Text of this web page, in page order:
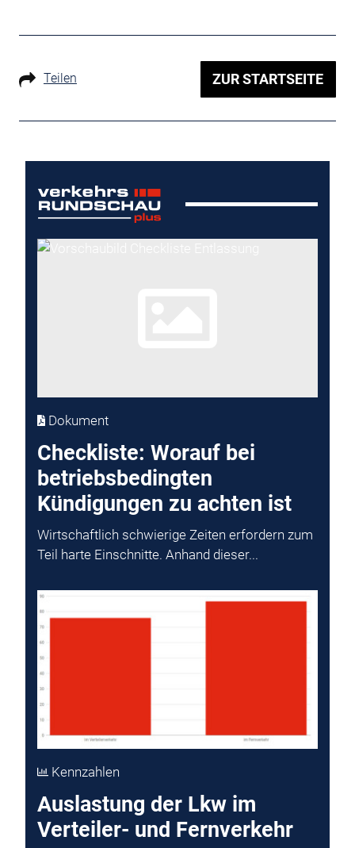
Teilen ZUR STARTSEITE
Dokument
Checkliste: Worauf bei
betriebsbedingten
Kündigungen zu achten ist
Wirtschaftlich schwierige Zeiten erfordern zum
Teil harte Einschnitte. Anhand dieser...
Kennzahlen
Auslastung der Lkw im
Verteiler- und Fernverkehr